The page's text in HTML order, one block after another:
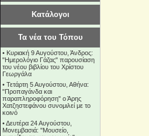
Κατάλογοι
Τα νέα του Τόπου
• Κυριακή 9 Αυγούστου, Άνδρος:
"Ημερολόγιο Γάζας" παρουσίαση
του νέου βιβλίου του Χρίστου
Γεωργάλα
• Τετάρτη 5 Αυγούστου, Αθήνα:
"Προπαγάνδα και
παραπληροφόρηση" ο Άρης
Χατζηστεφάνου συνομιλεί με το
κοινό
•Δευτέρα 24 Αυγούστου,
Μονεμβασιά: "Μουσείο,